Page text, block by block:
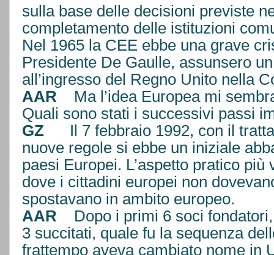
sulla base delle decisioni previste
completamento delle istituzioni
Nel 1965 la CEE ebbe una grave
Presidente De Gaulle, assunsero
all’ingresso del Regno Unito nella
AAR Ma l’idea Europea mi
Quali sono stati i successivi passi
GZ Il 7 febbraio 1992, con il
nuove regole si ebbe un iniziale
paesi Europei. L’aspetto pratico
dove i cittadini europei non
spostavano in ambito europeo.
AAR Dopo i primi 6 soci
3 succitati, quale fu la sequenza
frattempo aveva cambiato nome in